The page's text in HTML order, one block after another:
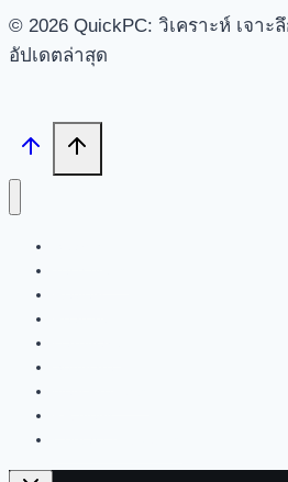
© 2026 QuickPC: วิเคราะห์ เจาะ
อัปเดตล่าสุด